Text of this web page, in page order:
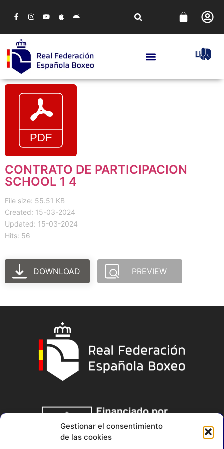
Gestionar el consentimiento
de las cookies
CONTRATO DE PARTICIPACION
SCHOOL 1 4
File size: 55.51 KB
Created: 15-03-2024
Updated: 15-03-2024
Hits: 56
DOWNLOAD PREVIEW